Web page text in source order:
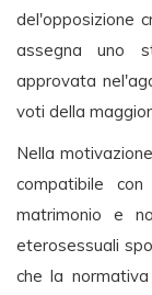
del'opposizione
assegna uno
approvata
voti della
Nella
compatibile
matrimonio e
eterosessuali
che la